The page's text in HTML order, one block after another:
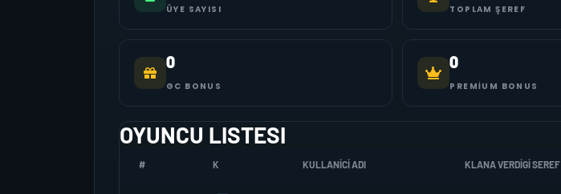
ÜYE SAYISI TOPLAM ŞEREF
0
GC BONUS
0
PREMIUM BONUS
OYUNCU LISTESI
# K KULLANICI ADI KLANA VERDIGI SEREF